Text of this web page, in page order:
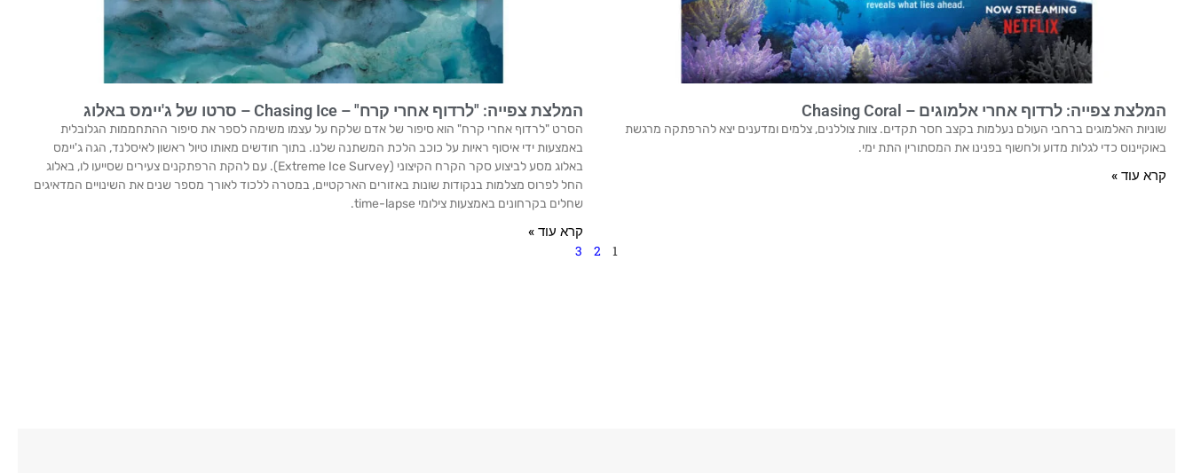
המלצת צפייה: לרדוף אחרי אלמוגים – Chasing Coral
שוניות האלמוגים ברחבי העולם נעלמות בקצב חסר תקדים. צוות צוללנים, צלמים ומדענים יצא להרפתקה מרגשת
באוקיינוס כדי לגלות מדוע ולחשוף בפנינו את המסתורין התת ימי.
קרא עוד »
המלצת צפייה: "לרדוף אחרי קרח" – Chasing Ice – סרטו של ג'יימס באלוג
הסרט "לרדוף אחרי קרח" הוא סיפור של אדם שלקח על עצמו משימה לספר את סיפור ההתחממות הגלובלית
באמצעות ידי איסוף ראיות על כוכב הלכת המשתנה שלנו. בתוך חודשים מאותו טיול ראשון לאיסלנד, הגה ג'יימס
באלוג מסע לביצוע סקר הקרח הקיצוני (Extreme Ice Survey). עם להקת הרפתקנים צעירים שסייעו לו, באלוג
החל לפרוס מצלמות בנקודות שונות באזורים הארקטיים, במטרה ללכוד לאורך מספר שנים את השינויים המדאיגים
שחלים בקרחונים באמצעות צילומי time-lapse.
קרא עוד »
1
2
3